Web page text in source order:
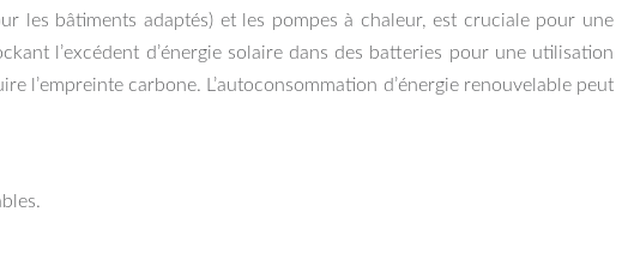
les bâtiments adaptés) et les pompes à chaleur, est cruciale pour une
l’excédent d’énergie solaire dans des batteries pour une utilisation
l’empreinte carbone. L’autoconsommation d’énergie renouvelable peut